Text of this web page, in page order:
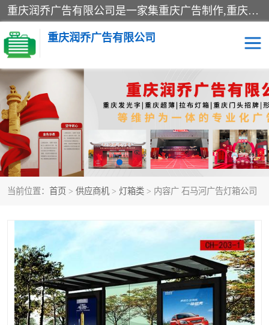
重庆润乔广告有限公司是一家集重庆广告制作,重庆标识标牌,亚克力发光字,led发光字,树脂发光字,超薄灯箱,拉布灯箱,吸塑灯箱,门头招牌,企业形象墙,写真喷绘,x展架,拉网展架,广告展架,条幅,锦旗设计,制作,施工,维护为一体的专业化广告公司.
重庆润乔广告有限公司
当前位置： 首页 > 供应商机 > 灯箱类 > 内容广 石马河广告灯箱公司
招牌类 发光字类
灯箱类 形象墙类
标识标牌类 写真喷绘类
展架 条幅
工装